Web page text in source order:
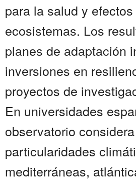
para la salud y
ecosistemas. Los
planes de adaptación
inversiones en
proyectos de
En universidades
observatorio
particularidades
mediterráneas,